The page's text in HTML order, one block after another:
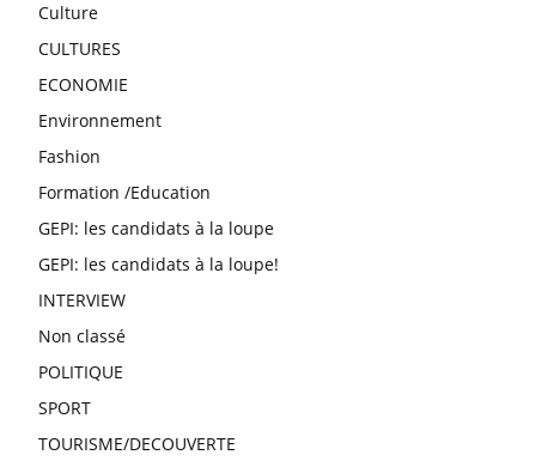
Culture
CULTURES
ECONOMIE
Environnement
Fashion
Formation /Education
GEPI: les candidats à la loupe
GEPI: les candidats à la loupe!
INTERVIEW
Non classé
POLITIQUE
SPORT
TOURISME/DECOUVERTE